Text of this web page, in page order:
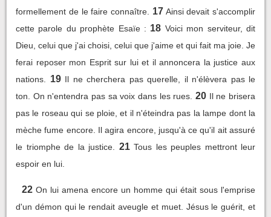
formellement de le faire connaître.
17 Ainsi devait s'accomplir
cette parole du prophète Esaïe : 18 Voici mon serviteur, dit
Dieu, celui que j'ai choisi, celui que j'aime et qui fait ma joie. Je
ferai reposer mon Esprit sur lui et il annoncera la justice aux
nations.
19 Il ne cherchera pas querelle, il n'élèvera pas le
ton. On n'entendra pas sa voix dans les rues. 20 Il ne brisera
pas le roseau qui se ploie, et il n'éteindra pas la lampe dont la
mèche fume encore. Il agira encore, jusqu'à ce qu'il ait assuré
le triomphe de la justice.
21 Tous les peuples mettront leur
espoir en lui.
22 On lui amena encore un homme qui était sous l'emprise
d'un démon qui le rendait aveugle et muet. Jésus le guérit, et